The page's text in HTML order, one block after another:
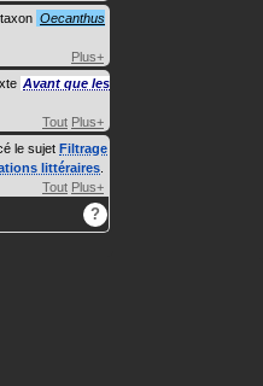
Oecanthus
Plus+
Avant que les
Tout Plus+
le sujet Filtrage
littéraires
Tout Plus+
?